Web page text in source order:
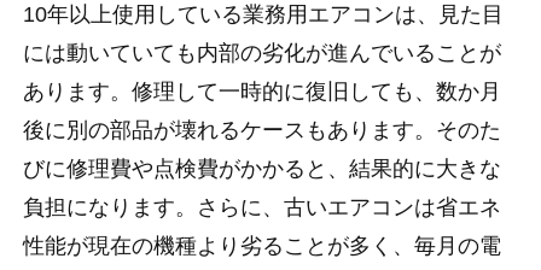
10年以上使用している業務用エアコンは、見た目
には動いていても内部の劣化が進んでいることが
あります。修理して一時的に復旧しても、数か月
後に別の部品が壊れるケースもあります。そのた
びに修理費や点検費がかかると、結果的に大きな
負担になります。さらに、古いエアコンは省エネ
性能が現在の機種より劣ることが多く、毎月の電